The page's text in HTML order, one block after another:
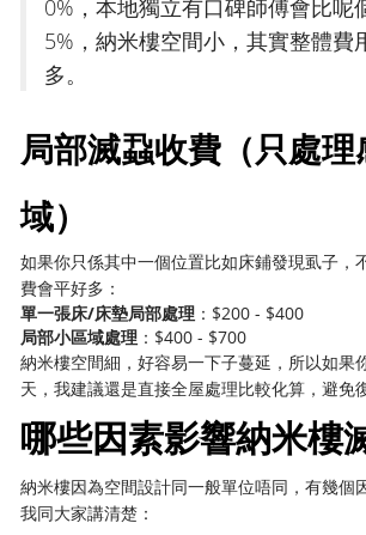
0%，本地獨立有口碑師傅會比呢
5%，納米樓空間小，其實整體費
多。
局部滅蝨收費（只處
域）
如果你只係其中一個位置比如床鋪發現虱子，
費會平好多：
單一張床/床墊局部處理 ：$200 - $400
局部小區域處理 ：$400 - $700
納米樓空間細，好容易一下子蔓延，所以如果
天，我建議還是直接全屋處理比較化算，避免
哪些因素影響納米樓
納米樓因為空間設計同一般單位唔同，有幾個
我同大家講清楚：